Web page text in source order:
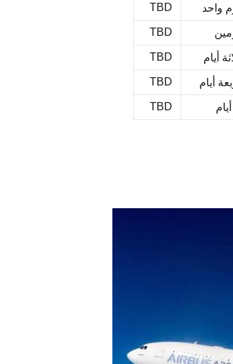
واحد TBD
TBD
أيام TBD
أيام TBD
TBD